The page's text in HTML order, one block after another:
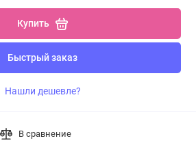
Купить
Быстрый заказ
Нашли дешевле?
В сравнение